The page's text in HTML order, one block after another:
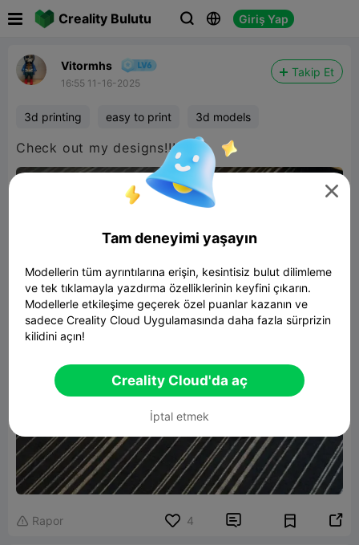
Creality Bulutu   Giriş Yap
Vitormhs
16:55 11-16-2025
Takip Et
3d printing easy to print 3d models
Check out my designs!!!
 Rapor 4  

Tam deneyimi yaşayın
Modellerin tüm ayrıntılarına erişin, kesintisiz bulut dilimleme
ve tek tıklamayla yazdırma özelliklerinin keyfini çıkarın.
Modellerle etkileşime geçerek özel puanlar kazanın ve
sadece Creality Cloud Uygulamasında daha fazla sürprizin
kilidini açın!
Creality Cloud'da aç
İptal etmek